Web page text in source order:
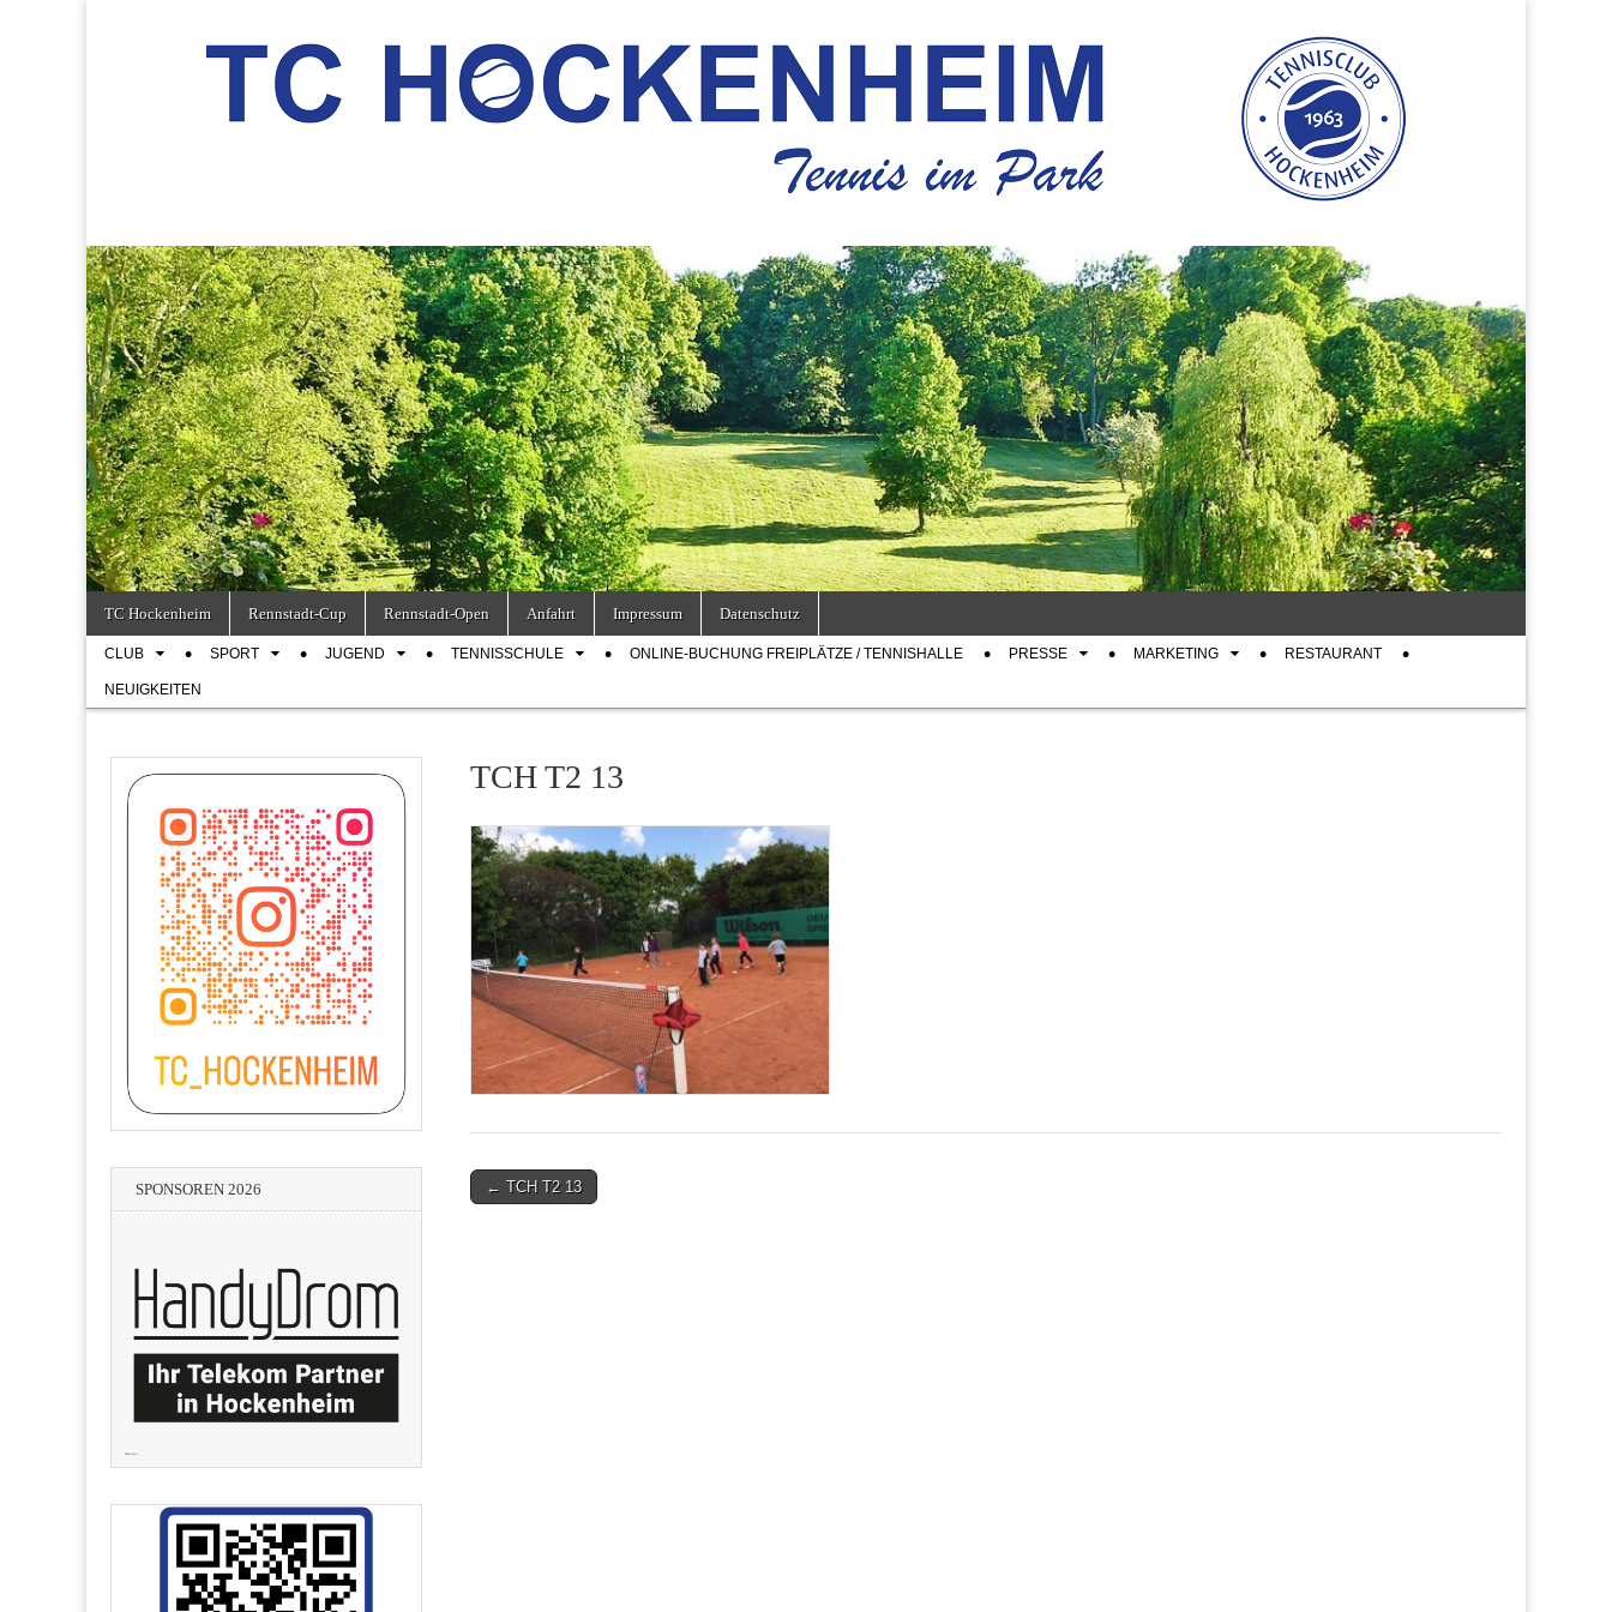
TC Hockenheim
Main
menu
content
TC Hockenheim Rennstadt-Cup Rennstadt-Open Anfahrt Impressum Datenschutz
SubCLUB SPORT JUGEND TENNISSCHULE ONLINE-BUCHUNG FREIPLÄTZE / TENNISHALLE PRESSE MARKETING RESTAURANT
NEUIGKEITEN
TCH T2 13
Post← TCH T2 13
SPONSOREN 2026
Lean-Consulting - Hans-Peter